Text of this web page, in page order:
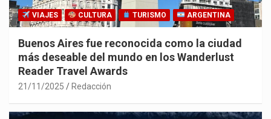
VIAJES CULTURA TURISMO ARGENTINA
Buenos Aires fue reconocida como la ciudad
más deseable del mundo en los Wanderlust
Reader Travel Awards
21/11/2025 Redacción